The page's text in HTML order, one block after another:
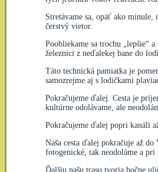
Stretávame sa, opäť ako
čerstvý vietor.
Poobliekame sa trochu „lepšie“
železnici z neďalekej bane do
Táto technická pamiatka je
samozrejme aj s lodičkami
Pokračujeme ďalej. Cesta je
kultúrne odolávame, ale
Pokračujeme ďalej popri kanáli
Naša cesta ďalej pokračuje až
fotogenické, tak neodoláme a
Ďalšiu našu trasu tvoria bočne